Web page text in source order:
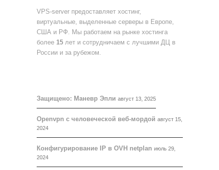
VPS-server предоставляет хостинг,
виртуальные, выделенные серверы в Европе,
США и РФ. Мы работаем на рынке хостинга
более 15лет и сотрудничаем с лучшими ДЦ в
России и за рубежом.
Защищено: Маневр Эпли август 13, 2025
Openvpn с человеческой веб-мордой август 15,
2024
Конфигурирование IP в OVH netplan июль 29,
2024